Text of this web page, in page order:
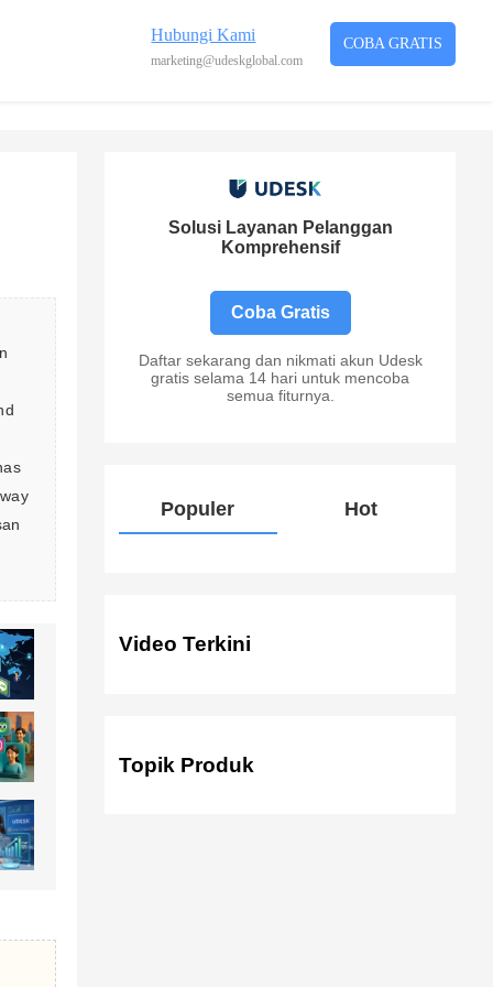
Hubungi Kami
marketing@udeskglobal.com
COBA GRATIS
Solusi Layanan Pelanggan
Komprehensif
Coba Gratis
Daftar sekarang dan nikmati akun Udesk
gratis selama 14 hari untuk mencoba
semua fiturnya.
Populer Hot
Video Terkini
Topik Produk